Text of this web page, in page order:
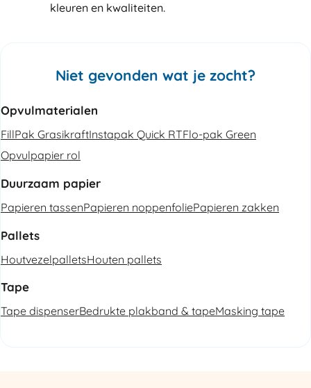
kleuren en kwaliteiten.
Niet gevonden wat je zocht?
Opvulmaterialen
FillPak GrasikraftInstapak Quick RTFlo-pak Green
Opvulpapier rol
Duurzaam papier
Papieren tassenPapieren noppenfoliePapieren zakken
Pallets
HoutvezelpalletsHouten pallets
Tape
Tape dispenserBedrukte plakband & tapeMasking tape